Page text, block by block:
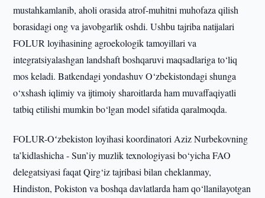
mustahkamlanib, aholi orasida atrof-muhitni muhofaza qilish
borasidagi ong va javobgarlik oshdi. Ushbu tajriba natijalari
FOLUR loyihasining agroekologik tamoyillari va
integratsiyalashgan landshaft boshqaruvi maqsadlariga to‘liq
mos keladi. Batkendagi yondashuv O‘zbekistondagi shunga
o‘xshash iqlimiy va ijtimoiy sharoitlarda ham muvaffaqiyatli
tatbiq etilishi mumkin bo‘lgan model sifatida qaralmoqda.
FOLUR-Oʻzbekiston loyihasi koordinatori Aziz Nurbekovning
ta’kidlashicha - Sun’iy muzlik texnologiyasi bo‘yicha FAO
delegatsiyasi faqat Qirg‘iz tajribasi bilan cheklanmay,
Hindiston, Pokiston va boshqa davlatlarda ham qo‘llanilayotgan